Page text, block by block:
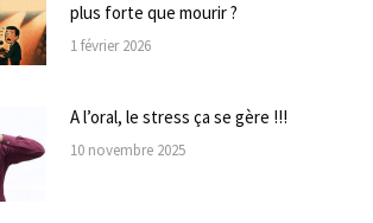
plus forte que mourir ?
1 février 2026
A l’oral, le stress ça se gère !!!
10 novembre 2025